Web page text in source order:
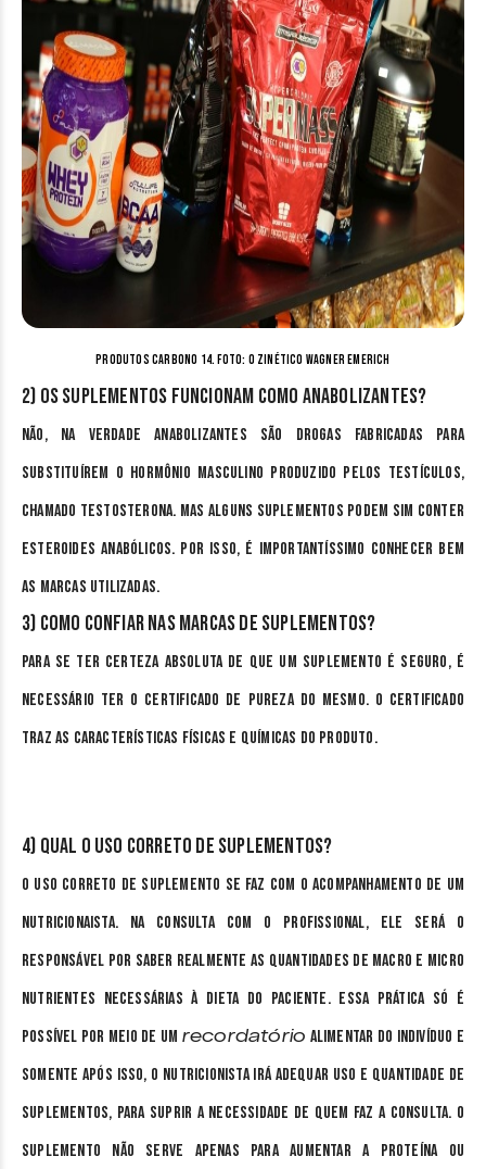
Produtos Carbono 14. Foto: o Zinético Wagner Emerich
2) Os suplementos funcionam como anabolizantes?
Não, na verdade anabolizantes são drogas fabricadas para
substituírem o hormônio masculino produzido pelos testículos,
chamado testosterona. Mas alguns suplementos podem sim conter
esteroides anabólicos. Por isso, é importantíssimo conhecer bem
as marcas utilizadas.
3) Como confiar nas marcas de suplementos?
Para se ter certeza absoluta de que um suplemento é seguro, é
necessário ter o certificado de pureza do mesmo. O certificado
traz as características físicas e químicas do produto.
4) Qual o uso correto de suplementos?
O uso correto de suplemento se faz com o acompanhamento de um
nutricionaista. Na consulta com o profissional, ele será o
responsável por saber realmente as quantidades de macro e micro
nutrientes necessárias à dieta do paciente. Essa prática só é
possível por meio de um recordatório alimentar do indivíduo e
somente após isso, o nutricionista irá adequar uso e quantidade de
suplementos, para suprir a necessidade de quem faz a consulta. O
suplemento não serve apenas para aumentar a proteína ou